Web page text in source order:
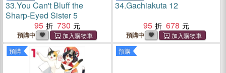
33.You Can't Bluff the
Sharp-Eyed Sister 5
95
730
預購中
34.Gachiakuta 12
95
678
預購中
預購 預購